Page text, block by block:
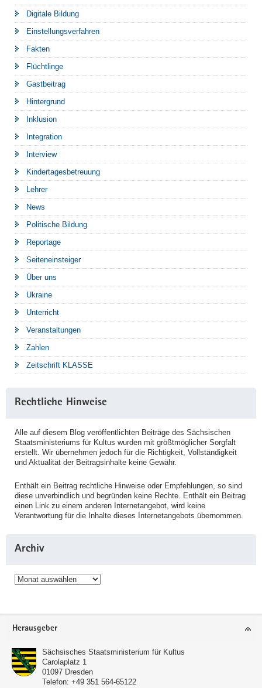
Digitale Bildung
Einstellungsverfahren
Fakten
Flüchtlinge
Gastbeitrag
Hintergrund
Inklusion
Integration
Interview
Kindertagesbetreuung
Lehrer
News
Politische Bildung
Reportage
Seiteneinsteiger
Über uns
Ukraine
Unterricht
Veranstaltungen
Zahlen
Zeitschrift KLASSE
Rechtliche Hinweise
Alle auf diesem Blog veröffentlichten Beiträge des Sächsischen
Staatsministeriums für Kultus wurden mit größtmöglicher Sorgfalt
erstellt. Wir übernehmen jedoch für die Richtigkeit, Vollständigkeit
und Aktualität der Beitragsinhalte keine Gewähr.
Enthält ein Beitrag rechtliche Hinweise oder Empfehlungen, so sind
diese unverbindlich und begründen keine Rechte. Enthält ein Beitrag
einen Link zu einem anderen Internetangebot, wird keine
Verantwortung für die Inhalte dieses Internetangebots übernommen.
Archiv
Archiv
Service
Herausgeber
Sächsisches Staatsministerium für Kultus
Carolaplatz 1
01097 Dresden
Telefon: +49 351 564-65122